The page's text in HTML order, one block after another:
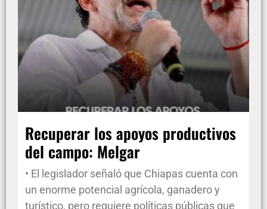
Recuperar los apoyos productivos
del campo: Melgar
• El legislador señaló que Chiapas cuenta con
un enorme potencial agrícola, ganadero y
turístico, pero requiere políticas públicas que